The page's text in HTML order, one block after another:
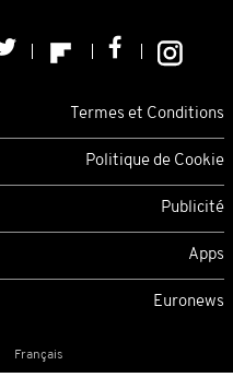
Termes et Conditions
Politique de Cookie
Publicité
Apps
Euronews